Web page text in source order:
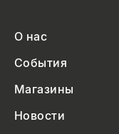
О нас
События
Магазины
Новости